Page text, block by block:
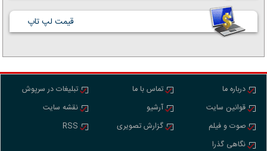
قیمت لپ تاپ
درباره ما
قوانین سایت
صوت و فیلم
نگاهی گذرا
تماس با ما
آرشیو
گزارش تصویری
تبلیغات در سرپوش
نقشه سایت
RSS